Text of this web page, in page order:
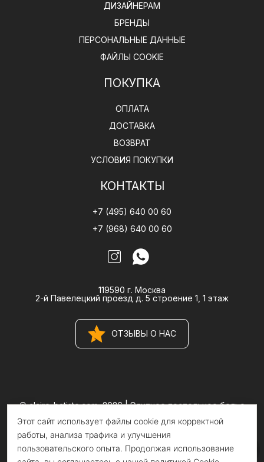
ДИЗАЙНЕРАМ
БРЕНДЫ
ПЕРСОНАЛЬНЫЕ ДАННЫЕ
ФАЙЛЫ COOKIE
ПОКУПКА
ОПЛАТА
ДОСТАВКА
ВОЗВРАТ
УСЛОВИЯ ПОКУПКИ
КОНТАКТЫ
+7 (495) 640 00 60
+7 (968) 640 00 60
119590 г. Москва
2-й Павелецкий проезд д. 5 строение 1, 1 этаж
ОТЗЫВЫ О НАС
© claire-batiste.com, 2026 |Элитное постельное белье
Информация на сайте носит информационный характер и не
является публичной офертой
Этот сайт использует файлы cookie для корректной
работы, анализа трафика и улучшения
пользовательского опыта. Продолжая использование